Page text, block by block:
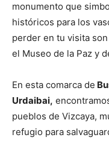
monumento que
históricos para los
perder en tu visita
el Museo de la Paz y
En esta comarca de
Urdaibai,
pueblos de Vizcaya,
refugio para